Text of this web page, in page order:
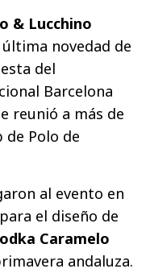
& Lucchino
novedad de
del
Barcelona
reunió a más de
de Polo de
al evento en
el diseño de
Caramelo
andaluza.